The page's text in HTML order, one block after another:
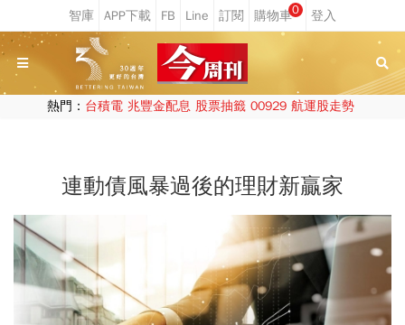
0
熱門： 台積電 兆豐金配息 股票抽籤 00929 航運股走勢
連動債風暴過後的理財新贏家